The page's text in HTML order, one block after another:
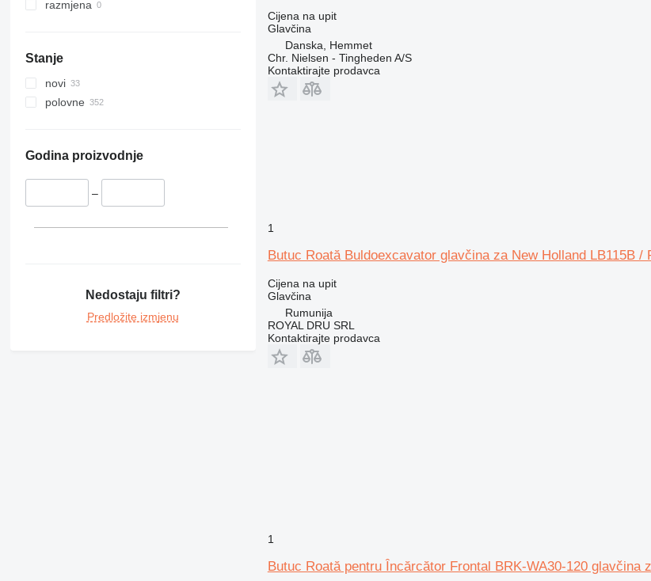
razmjena
Stanje
novi
polovne
Godina proizvodnje
–
Nedostaju filtri?
Predložite izmjenu
Cijena na upit
Glavčina
Danska, Hemmet
Chr. Nielsen - Tingheden A/S
Kontaktirajte prodavca
1
Butuc Roată Buldoexcavator glavčina za New Holland LB115B
Cijena na upit
Glavčina
Rumunija
ROYAL DRU SRL
Kontaktirajte prodavca
1
Butuc Roată pentru Încărcător Frontal BRK-WA30-120 glavčina